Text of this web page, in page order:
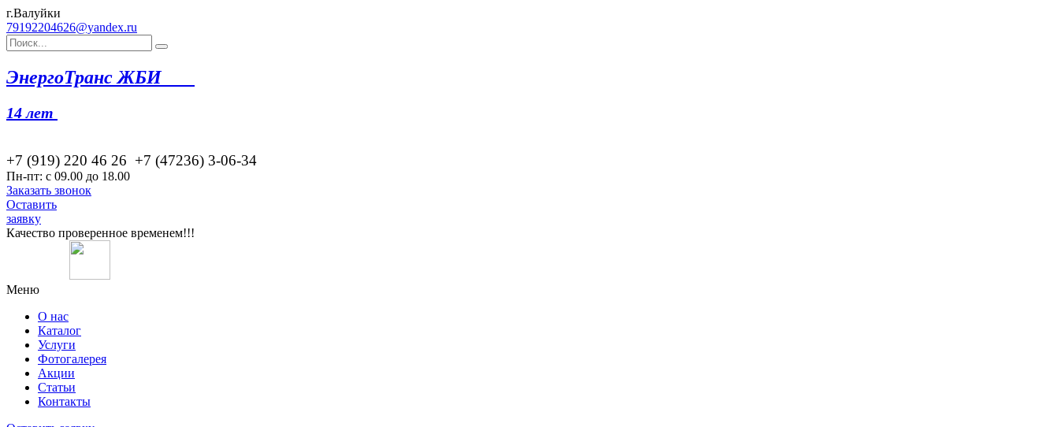
г.Валуйки
79192204626@yandex.ru
ЭнергоТранс ЖБИ
14 лет
+7 (919) 220 46 26 +7 (47236) 3-06-34
Пн-пт: с 09.00 до 18.00
Заказать звонок
Оставить
заявку
Качество проверенное временем!!!
Меню
О нас
Каталог
Услуги
Фотогалерея
Акции
Статьи
Контакты